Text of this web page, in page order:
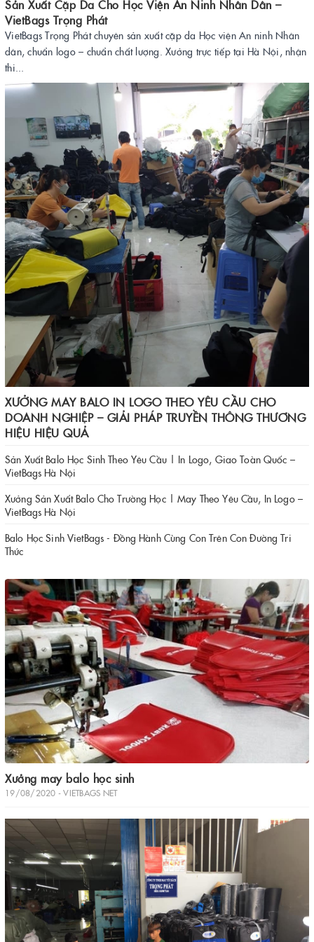
Sản Xuất Cặp Da Cho Học Viện An Ninh Nhân Dân –
VietBags Trọng Phát
VietBags Trọng Phát chuyên sản xuất cặp da Học viện An ninh Nhân
dân, chuẩn logo – chuẩn chất lượng. Xưởng trực tiếp tại Hà Nội, nhận
thi...
XƯỞNG MAY BALO IN LOGO THEO YÊU CẦU CHO
DOANH NGHIỆP – GIẢI PHÁP TRUYỀN THÔNG THƯƠNG
HIỆU HIỆU QUẢ
Sản Xuất Balo Học Sinh Theo Yêu Cầu | In Logo, Giao Toàn Quốc –
VietBags Hà Nội
Xưởng Sản Xuất Balo Cho Trường Học | May Theo Yêu Cầu, In Logo –
VietBags Hà Nội
Balo Học Sinh VietBags - Đồng Hành Cùng Con Trên Con Đường Tri
Thức
Xưởng may balo học sinh
19/08/2020 - VIETBAGS NET